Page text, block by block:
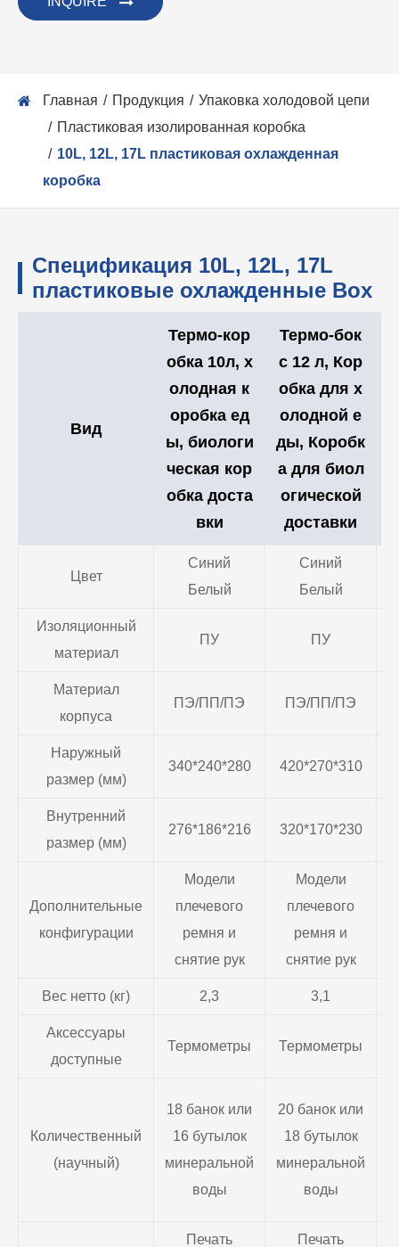
Главная Продукция
Упаковка холодовой цепи
Пластиковая изолированная коробка
10L, 12L, 17L пластиковая охлажденная
коробка
Спецификация 10L, 12L, 17L
пластиковые охлажденные Box
Вид
Термо-кор
обка 10л, х
олодная к
оробка ед
ы, биологи
ческая кор
обка доста
вки
Термо-бок
с 12 л, Кор
обка для х
олодной е
ды, Коробк
а для биол
огической
доставки
Цвет
Синий
Белый
Синий
Белый
Изоляционный
материал
ПУ ПУ
Материал
корпуса
ПЭ/ПП/ПЭ ПЭ/ПП/ПЭ
Наружный
размер (мм)
340*240*280 420*270*310
Внутренний
размер (мм)
276*186*216 320*170*230
Дополнительные
конфигурации
Модели
плечевого
ремня и
снятие рук
Модели
плечевого
ремня и
снятие рук
Вес нетто (кг) 2,3 3,1
Аксессуары
доступные
Термометры Термометры
Количественный
(научный)
18 банок или
16 бутылок
минеральной
воды
20 банок или
18 бутылок
минеральной
воды
Печать Печать